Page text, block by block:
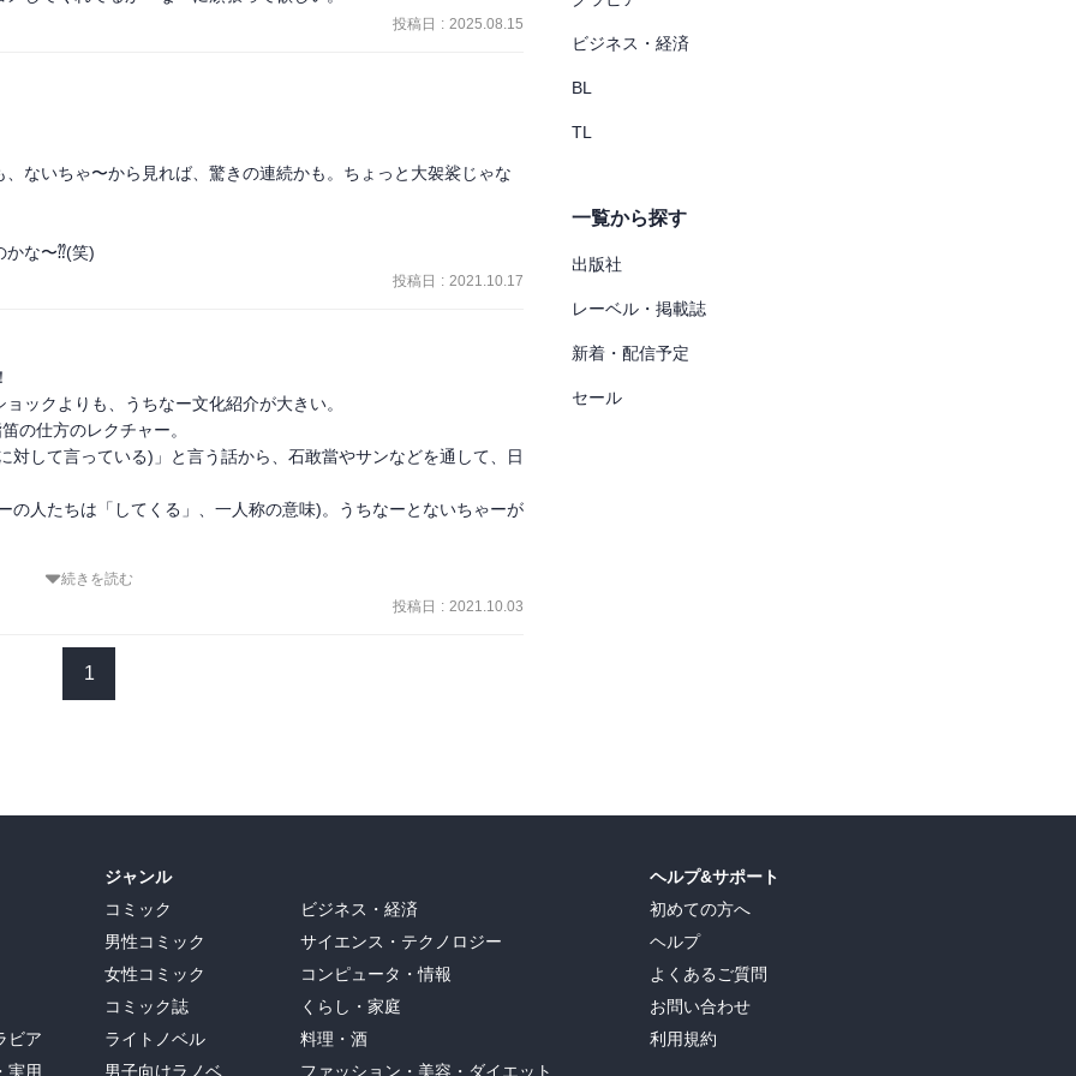
投稿日 : 2025.08.15
ないちゃ〜から見れば、驚きの連続かも。ちょっと大袈裟じゃな
かな〜⁇(笑)
投稿日 : 2021.10.17
ックよりも、うちなー文化紹介が大きい。
の仕方のレクチャー。
対して言っている)」と言う話から、石敢當やサンなどを通して、日
人たちは「してくる」、一人称の意味)。うちなーとないちゃーが
になったとか……意外と歴史が浅い……
booklog.jp/item/1/440841560X )にもあった、沖縄そば問題のエピ
ごし方…巣ごもり需要でTSUTAYAに行列ができるとの事だが、サ
続きを読む
投稿日 : 2021.10.03
1
ビジネス・経済
BL
TL
一覧から探す
出版社
レーベル・掲載誌
新着・配信予定
セール
ビア
実用
ジャンル
コミック
男性コミック
女性コミック
コミック誌
ライトノベル
男子向けラノベ
ビジネス・経済
サイエンス・テクノロジー
コンピュータ・情報
くらし・家庭
料理・酒
ファッション・美容・ダイエット
ヘルプ&サポート
初めての方へ
ヘルプ
よくあるご質問
お問い合わせ
利用規約